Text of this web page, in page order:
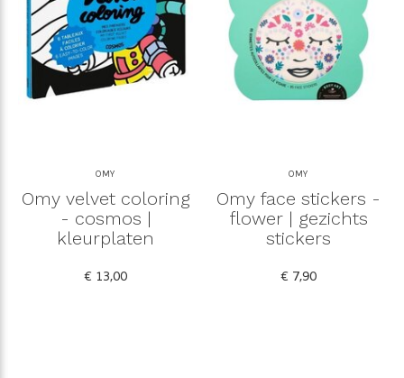
OMY
Omy velvet coloring
- cosmos |
kleurplaten
€ 13,00
OMY
Omy face stickers -
flower | gezichts
stickers
€ 7,90